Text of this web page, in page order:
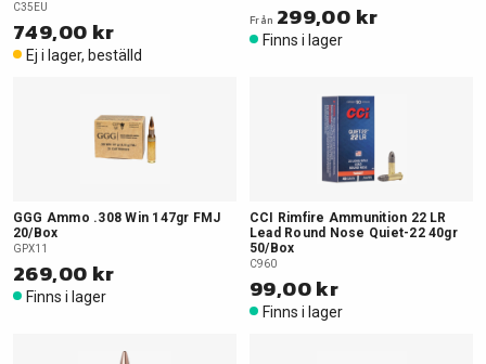
C35EU
749,00 kr
Ej i lager, beställd
Från 299,00 kr
Finns i lager
GGG Ammo .308 Win 147gr FMJ
20/Box
GPX11
269,00 kr
Finns i lager
CCI Rimfire Ammunition 22 LR
Lead Round Nose Quiet-22 40gr
50/Box
C960
99,00 kr
Finns i lager